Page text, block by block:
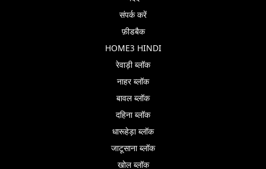
संपर्क करें
फ़ीडबैक
HOME3 HINDI
रेवाड़ी ब्लॉक
नाहर ब्लॉक
बावल ब्लॉक
दहिना ब्लॉक
धारूहेड़ा ब्लॉक
जाटूसाना ब्लॉक
खोल ब्लॉक